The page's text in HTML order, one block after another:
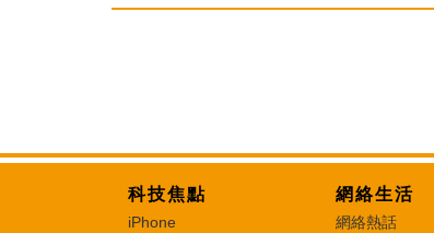
科技焦點
iPhone
網絡生活
網絡熱話